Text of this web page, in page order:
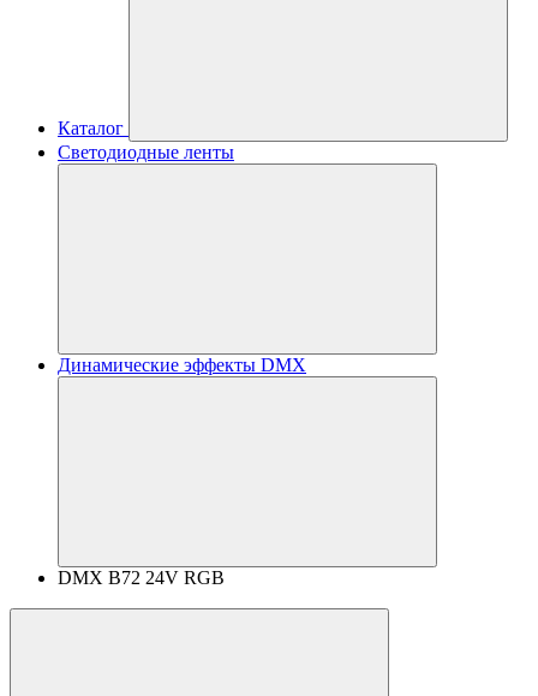
Каталог
Светодиодные ленты
Динамические эффекты DMX
DMX B72 24V RGB